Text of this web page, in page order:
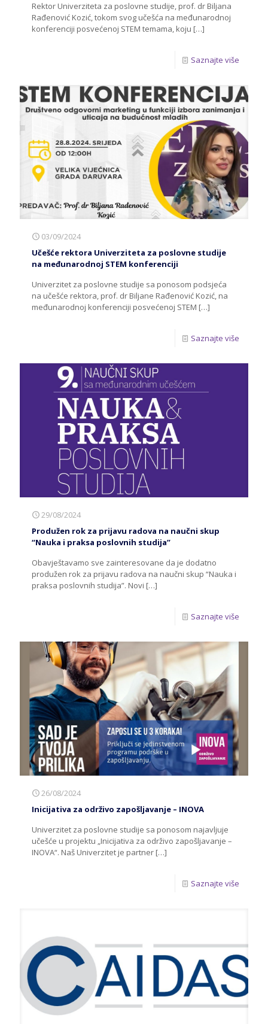
Rektor Univerziteta za poslovne studije, prof. dr Biljana
Rađenović Kozić, tokom svog učešća na međunarodnoj
konferenciji posvećenoj STEM temama, koju […]
Saznajte više
03/09/2024
Učešće rektora Univerziteta za poslovne studije
na međunarodnoj STEM konferenciji
Univerzitet za poslovne studije sa ponosom podsjeća
na učešće rektora, prof. dr Biljane Rađenović Kozić, na
međunarodnoj konferenciji posvećenoj STEM […]
Saznajte više
29/08/2024
Produžen rok za prijavu radova na naučni skup
“Nauka i praksa poslovnih studija”
Obavještavamo sve zainteresovane da je dodatno
produžen rok za prijavu radova na naučni skup “Nauka i
praksa poslovnih studija”. Novi […]
Saznajte više
26/08/2024
Inicijativa za održivo zapošljavanje – INOVA
Univerzitet za poslovne studije sa ponosom najavljuje
učešće u projektu „Inicijativa za održivo zapošljavanje –
INOVA“. Naš Univerzitet je partner […]
Saznajte više